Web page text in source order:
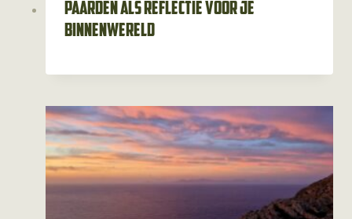
Paarden als reflectie voor je
binnenwereld